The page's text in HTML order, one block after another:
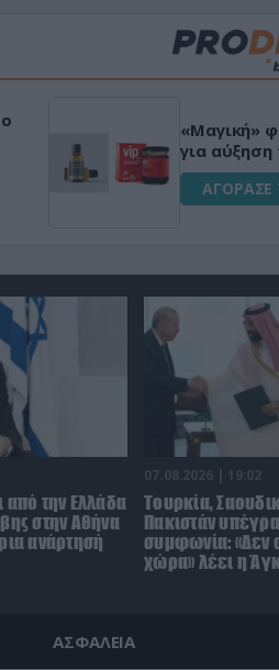
«Μαγική»
για αύξηση
ΑΓΟΡΑΣΕ
την Ελλάδα
στην Αθήνα
ανάρτησή
07.08.2026 | 19:02
Τουρκία,
Πακιστάν
συμφωνία: «Δεν
χώρα» λέει η
ΑΣΦΑΛΕΙΑ